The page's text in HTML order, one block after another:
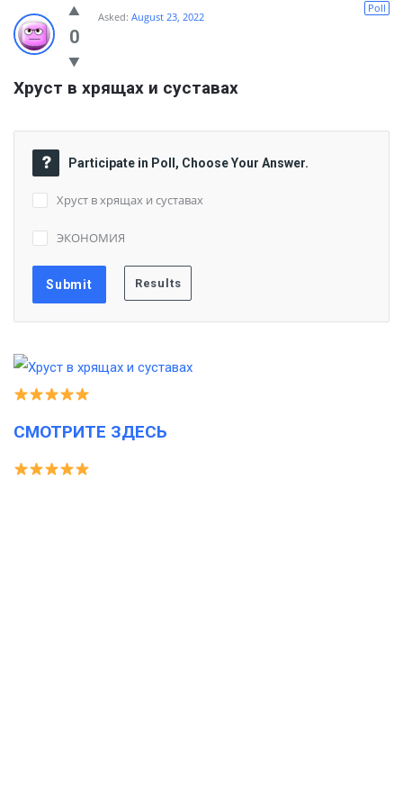
0
Poll
Asked: August 23, 2022
Хруст в хрящах и суставах
Participate in Poll, Choose Your Answer.
Хруст в хрящах и суставах
ЭКОНОМИЯ
СМОТРИТЕ ЗДЕСЬ